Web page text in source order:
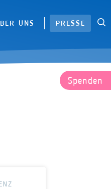
UNS PRESSE
Spenden